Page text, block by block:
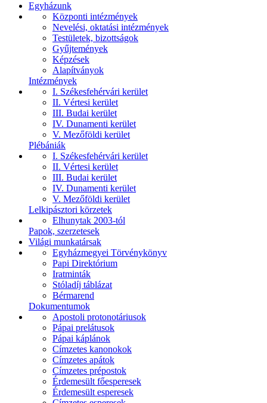
Egyházunk
Központi intézmények
Nevelési, oktatási intézmények
Testületek, bizottságok
Gyűjtemények
Képzések
Alapítványok
Intézmények
I. Székesfehérvári kerület
II. Vértesi kerület
III. Budai kerület
IV. Dunamenti kerület
V. Mezőföldi kerület
Plébániák
I. Székesfehérvári kerület
II. Vértesi kerület
III. Budai kerület
IV. Dunamenti kerület
V. Mezőföldi kerület
Lelkipásztori körzetek
Elhunytak 2003-tól
Papok, szerzetesek
Világi munkatársak
Egyházmegyei Törvénykönyv
Papi Direktórium
Iratminták
Stóladíj táblázat
Bérmarend
Dokumentumok
Apostoli protonotáriusok
Pápai prelátusok
Pápai káplánok
Címzetes kanonokok
Címzetes apátok
Címzetes prépostok
Érdemesült főesperesek
Érdemesült esperesek